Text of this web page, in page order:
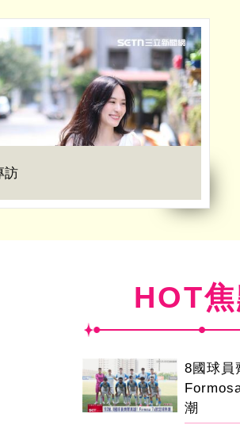
訪
HOT
8國球
潮